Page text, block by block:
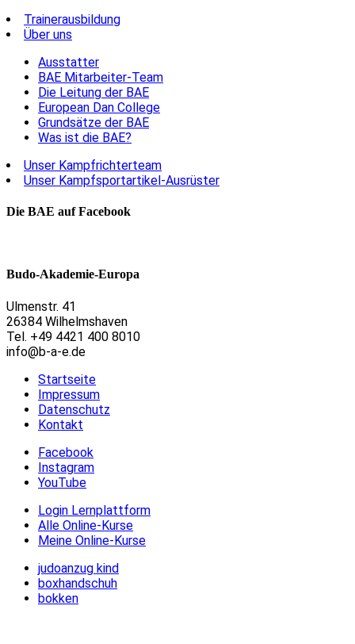
Trainerausbildung
Über uns
Ausstatter
BAE Mitarbeiter-Team
Die Leitung der BAE
European Dan College
Grundsätze der BAE
Was ist die BAE?
Unser Kampfrichterteam
Unser Kampfsportartikel-Ausrüster
Die BAE auf Facebook
Budo-Akademie-Europa
Ulmenstr. 41
26384 Wilhelmshaven
Tel. +49 4421 400 8010
info@b-a-e.de
Startseite
Impressum
Datenschutz
Kontakt
Facebook
Instagram
YouTube
Login Lernplattform
Alle Online-Kurse
Meine Online-Kurse
judoanzug kind
boxhandschuh
bokken